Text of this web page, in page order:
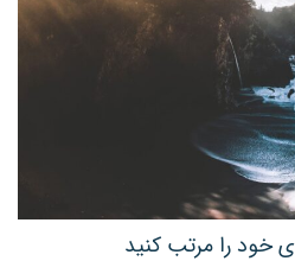
خود را مرتب کنید